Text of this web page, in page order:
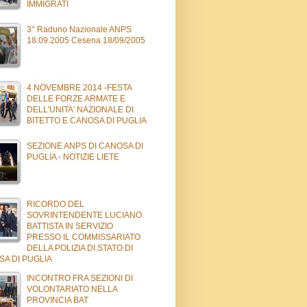
IMMIGRATI
3° Raduno Nazionale ANPS
18.09.2005 Cesena 18/09/2005
4 NOVEMBRE 2014 -FESTA
DELLE FORZE ARMATE E
DELL'UNITA' NAZIONALE DI
BITETTO E CANOSA DI PUGLIA
SEZIONE ANPS DI CANOSA DI
PUGLIA - NOTIZIE LIETE
RICORDO DEL
SOVRINTENDENTE LUCIANO
BATTISTA IN SERVIZIO
PRESSO IL COMMISSARIATO
DELLA POLIZIA DI STATO DI
DI PUGLIA
INCONTRO FRA SEZIONI DI
VOLONTARIATO NELLA
PROVINCIA BAT